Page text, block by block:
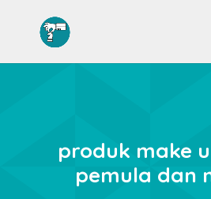
produk make
pemula dan